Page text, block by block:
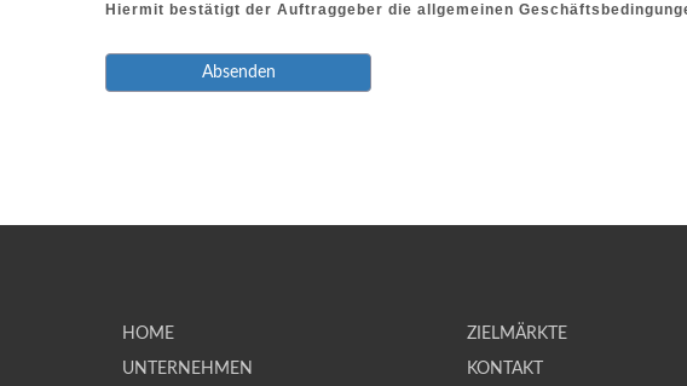
Hiermit bestätigt der Auftraggeber die allgemeinen
HOME
UNTERNEHMEN
ZIELMÄRKTE
KONTAKT